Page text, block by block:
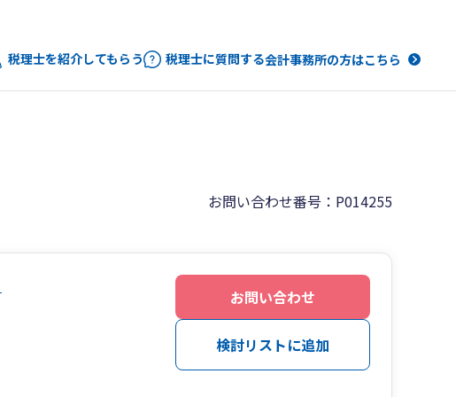
税理士を紹介してもらう 税理士に質問する会計事務所の方はこちら
お問い合わせ番号：P014255
お問い合わせ
検討リストに追加